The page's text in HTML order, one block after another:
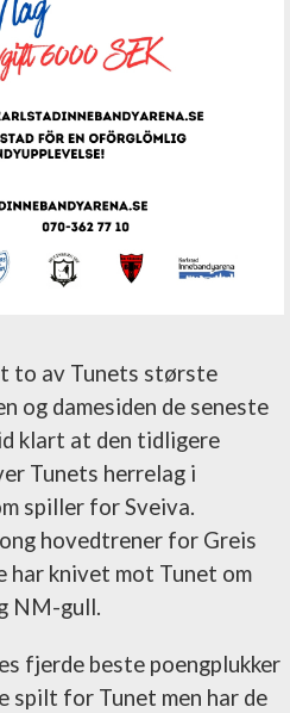
to av Tunets største
og damesiden de seneste
klart at den tidligere
Tunets herrelag i
spiller for Sveiva.
hovedtrener for Greis
har knivet mot Tunet om
NM-gull.
fjerde beste poengplukker
spilt for Tunet men har de